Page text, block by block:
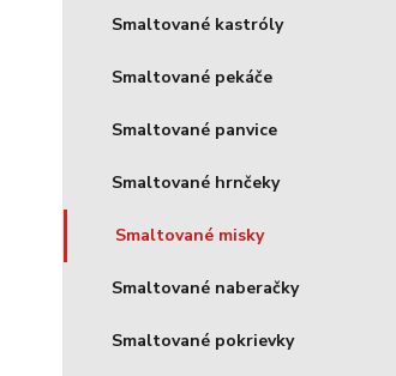
Smaltované kastróly
Smaltované pekáče
Smaltované panvice
Smaltované hrnčeky
Smaltované misky
Smaltované naberačky
Smaltované pokrievky